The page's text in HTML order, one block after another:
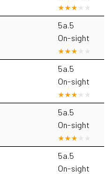
5a.5
On-sight
5a.5
On-sight
5a.5
On-sight
5a.5
On-sight